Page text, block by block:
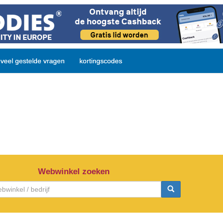
veel gestelde vragen kortingscodes
Webwinkel zoeken